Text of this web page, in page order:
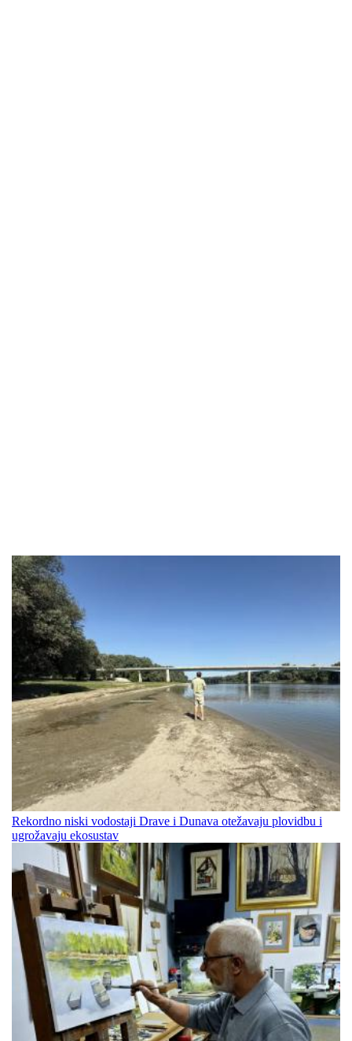
Rekordno niski vodostaji Drave i Dunava otežavaju plovidbu i
ugrožavaju ekosustav